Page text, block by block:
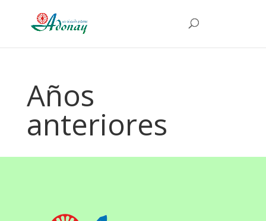
Años
anteriores